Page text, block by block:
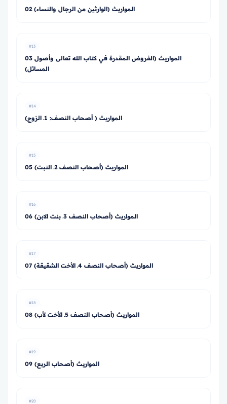
02 المواريث (الوارثين من الرجال والنساء)
#13
03 المواريث (الفروض المقدرة في كتاب الله تعالى وأصول
المسائل)
#14
المواريث ( أصحاب النصف: 1ـ الزوج)
#15
05 المواريث (أصحاب النصف 2ـ النبت)
#16
06 المواريث (أصحاب النصف 3ـ بنت الابن)
#17
07 المواريث (أصحاب النصف 4ـ الأخت الشقيقة)
#18
08 المواريث (أصحاب النصف 5ـ الأخت لأب)
#19
09 المواريث (أصحاب الربع)
#20